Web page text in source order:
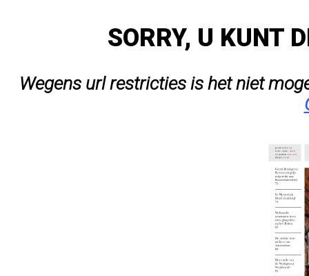
SORRY, U KUNT
Wegens url restricties is het niet